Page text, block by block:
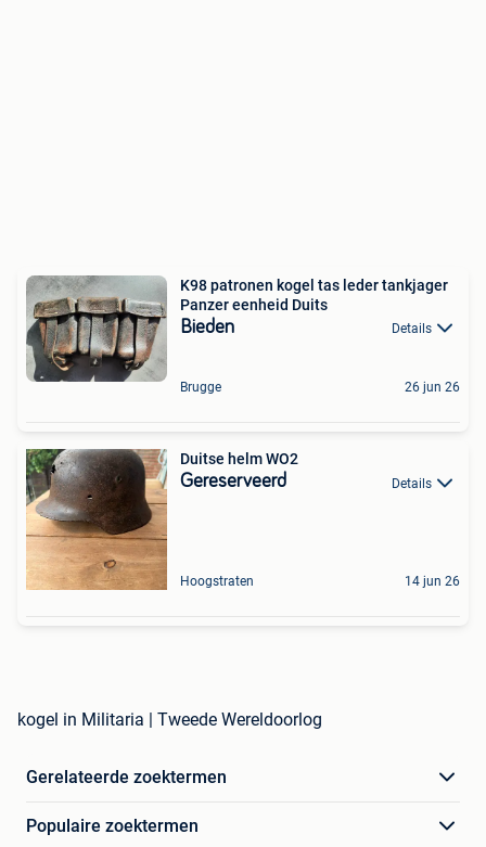
K98 patronen kogel tas leder tankjager
Panzer eenheid Duits
Bieden Details
Brugge 26 jun 26
Duitse helm WO2
Gereserveerd Details
Hoogstraten 14 jun 26
kogel in Militaria | Tweede Wereldoorlog
Gerelateerde zoektermen
Populaire zoektermen